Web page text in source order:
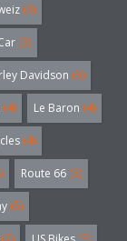
(3)
(3)
Davidson (3)
(4) Le Baron (4)
(4)
Route 66 (3)
(5)